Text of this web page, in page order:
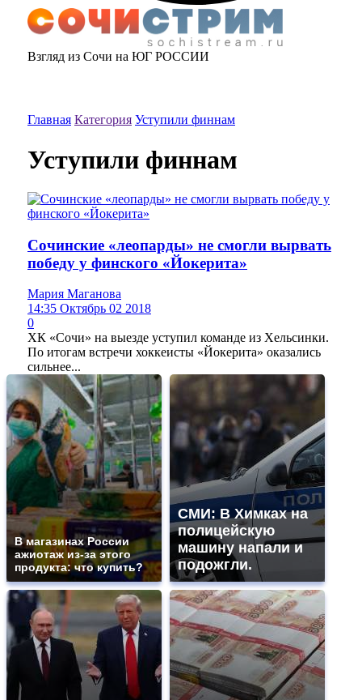
Взгляд из Сочи на ЮГ РОССИИ
Главная Категория Уступили финнам
Уступили финнам
Сочинские «леопарды» не смогли вырвать
победу у финского «Йокерита»
Мария Маганова
14:35 Октябрь 02 2018
0
ХК «Сочи» на выезде уступил команде из Хельсинки.
По итогам встречи хоккеисты «Йокерита» оказались
сильнее...
В магазинах России
ажиотаж из-за этого
продукта: что купить?
СМИ: В Химках на
полицейскую
машину напали и
подожгли.